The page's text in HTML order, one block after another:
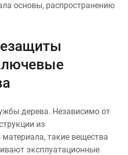
основы, распространению
дерева. Независимо от
из
такие вещества
эксплуатационные